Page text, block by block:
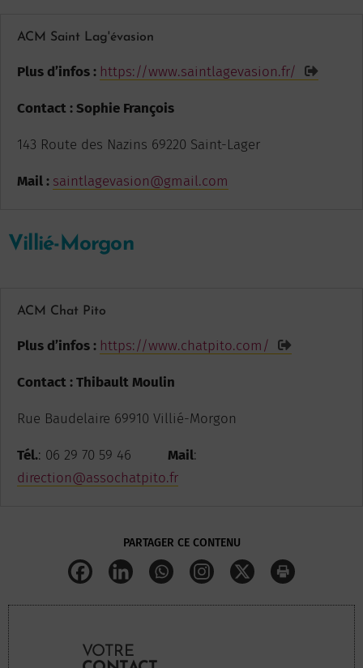
ACM Saint Lag'évasion
Plus d’infos : https://www.saintlagevasion.fr/
Contact : Sophie François
143 Route des Nazins 69220 Saint-Lager
Mail : saintlagevasion@gmail.com
Villié-Morgon
ACM Chat Pito
Plus d’infos : https://www.chatpito.com/
Contact : Thibault Moulin
Rue Baudelaire 69910 Villié-Morgon
Tél.: 06 29 70 59 46 Mail:
direction@assochatpito.fr
PARTAGER CE CONTENU
VOTRE